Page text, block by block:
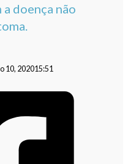
doença não
10, 202015:51